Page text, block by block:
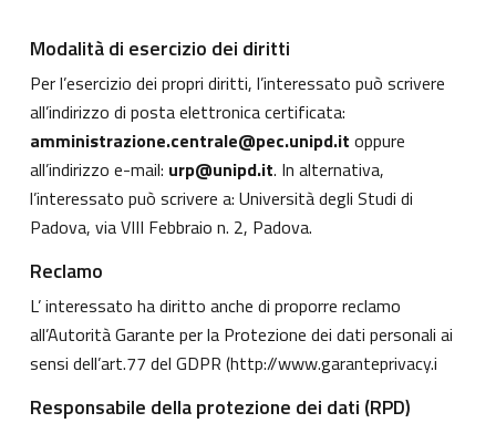
Modalità di esercizio dei diritti
Per l’esercizio dei propri diritti, l’interessato può scrivere
all’indirizzo di posta elettronica certificata:
amministrazione.centrale@pec.unipd.it oppure
all’indirizzo e-mail: urp@unipd.it. In alternativa,
l’interessato può scrivere a: Università degli Studi di
Padova, via VIII Febbraio n. 2, Padova.
Reclamo
L’ interessato ha diritto anche di proporre reclamo
all’Autorità Garante per la Protezione dei dati personali ai
sensi dell’art.77 del GDPR (http://www.garanteprivacy.i
Responsabile della protezione dei dati (RPD)